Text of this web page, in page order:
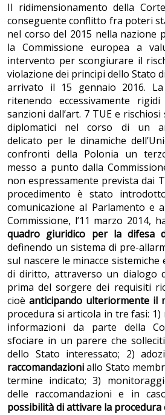
Il ridimensionamento della
conseguente conflitto fra poteri
nel corso del 2015 nella nazione
la Commissione europea a
intervento per scongiurare il
violazione dei principi dello Stato
arrivato il 15 gennaio 2016. La
ritenendo eccessivamente
sanzioni dall’art. 7 TUE e
diplomatici nel corso di un
delicato per le dinamiche
confronti della Polonia un
messo a punto dalla
non espressamente prevista dai
procedimento è stato
comunicazione al Parlamento e
Commissione, l’11 marzo 2014,
quadro giuridico per la difesa
definendo un sistema di pre-
sul nascere le minacce
di diritto, attraverso un dialogo
prima del sorgere dei requisiti
cioè anticipando ulteriormente il
procedura si articola in tre fasi: 1)
informazioni da parte della
sfociare in un parere che
dello Stato interessato; 2)
raccomandazioniallo Stato
termine indicato; 3)
delle raccomandazioni e in
possibilità di attivare la procedura